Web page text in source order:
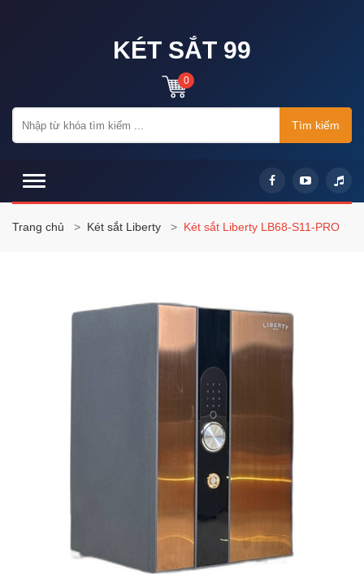
KÉT SẮT 99
0
Tìm kiếm
Trang chủ Két sắt Liberty Két sắt Liberty LB68-S11-PRO